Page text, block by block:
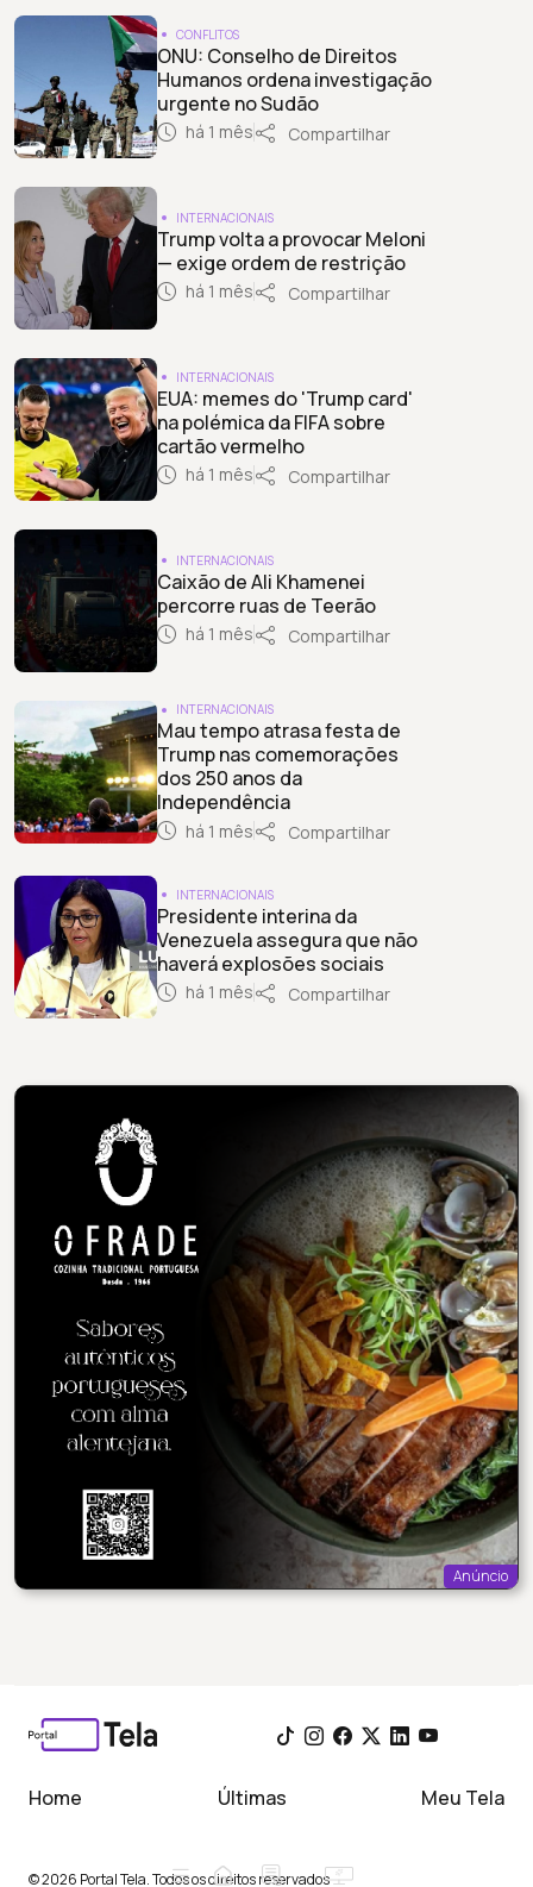
Anúncio
CONFLITOS
ONU: Conselho de Direitos
Humanos ordena investigação
urgente no Sudão
há 1 mês Compartilhar
INTERNACIONAIS
Trump volta a provocar Meloni
— exige ordem de restrição
há 1 mês Compartilhar
INTERNACIONAIS
EUA: memes do 'Trump card'
na polémica da FIFA sobre
cartão vermelho
há 1 mês Compartilhar
INTERNACIONAIS
Caixão de Ali Khamenei
percorre ruas de Teerão
há 1 mês Compartilhar
INTERNACIONAIS
Mau tempo atrasa festa de
Trump nas comemorações
dos 250 anos da
Independência
há 1 mês Compartilhar
INTERNACIONAIS
Presidente interina da
Venezuela assegura que não
haverá explosões sociais
há 1 mês Compartilhar
Home Últimas Meu Tela
© 2026 Portal Tela. Todos os direitos reservados